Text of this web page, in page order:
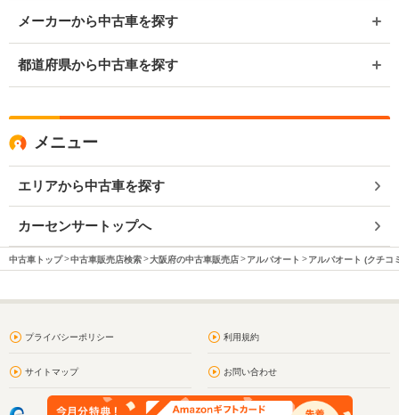
メーカーから中古車を探す
都道府県から中古車を探す
メニュー
エリアから中古車を探す
カーセンサートップへ
中古車トップ 中古車販売店検索 大阪府の中古車販売店 アルバオート アルバオート (クチコ
プライバシーポリシー 利用規約
サイトマップ お問い合わせ